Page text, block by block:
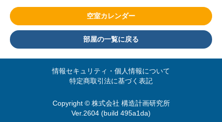
部屋の一覧に戻る
空室カレンダー
情報セキュリティ・個人情報について
特定商取引法に基づく表記
Copyright © 株式会社 構造計画研究所
Ver.2604 (build 495a1da)